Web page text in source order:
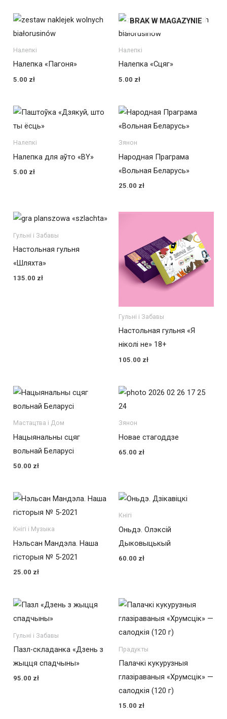
Налепкі
Налепка «Пагоня»
5.00 zł
BRAK W MAGAZYNIE
Налепкі
Налепка «Сцяг»
5.00 zł
Налепкі
Налепка для аўто «BY»
5.00 zł
Зянон
Народная Праграма
«Вольная Беларусь»
25.00 zł
Гульні і Забавы
Настольная гульня
«Шляхта»
135.00 zł
Гульні і Забавы
Настольная гульня «Я
ніколі не» 18+
105.00 zł
Мастацтва і Дом
Нацыянальны сцяг
вольнай Беларусі
50.00 zł
Зянон
Новае стагоддзе
65.00 zł
Кнігі і Музыка
Нэльсан Мандэла. Наша
гісторыя № 5-2021
25.00 zł
Кнігі
Оньдэ. Олэксій
Дыковыцькый
60.00 zł
Гульні і Забавы
Пазл-складанка «Дзень з
жыцця спадчыны»
95.00 zł
Прадукты
Палачкі кукурузныя
глазіраваныя «Хрумсцік» —
салодкія (120 г)
15.00 zł